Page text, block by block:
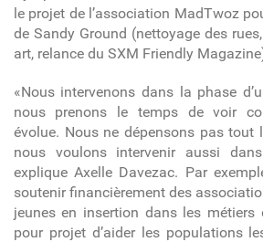
le projet de l’association MadTwoz
de Sandy Ground (nettoyage des
art, relance du SXM Friendly
«Nous intervenons dans la phase
nous prenons le temps de voir
évolue. Nous ne dépensons pas tout
nous voulons intervenir aussi
expliqueAxelle Davezac. Par
soutenir financièrement des
jeunes en insertion dans les métiers
pour projet d’aider les populations